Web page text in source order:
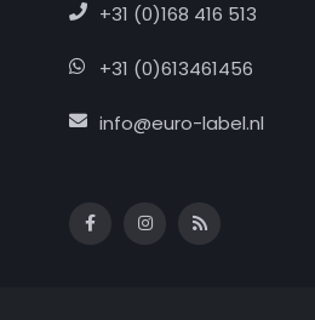
+31 (0)168 416 513
+31 (0)613461456
info@euro-label.nl